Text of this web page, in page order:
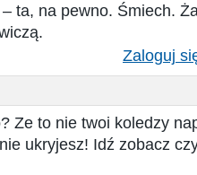
ta, na pewno. Śmiech.
Zaloguj
Ze to nie twoi koledzy
ukryjesz! Idź zobacz